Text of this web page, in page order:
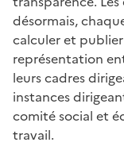
désormais,
calculer et
représentation
leurs cadres
instances
comité social et
travail.